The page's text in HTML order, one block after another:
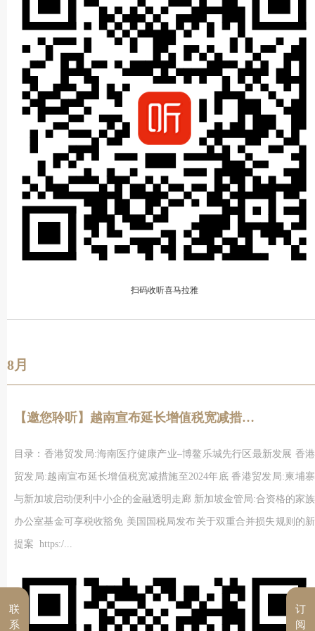
扫码收听喜马拉雅
8月
【邀您聆听】越南宣布延长增值税宽减措施至2024年底
目录：香港贸发局:海南医疗健康产业–博鳌乐城先行区最新发展 香港
贸发局:越南宣布延长增值税宽减措施至2024年底 香港贸发局:柬埔寨
与新加坡启动便利中小企的金融透明走廊 新加坡金管局:合资格的家族
办公室基金可享税收豁免 美国国税局发布关于双重合并损失规则的新
提案 https:/...
订
阅
联
系